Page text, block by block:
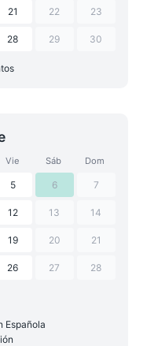
21 22 23
28 29 30
Vie Sáb Dom
5 6 7
12 13 14
19 20 21
26 27 28
Española